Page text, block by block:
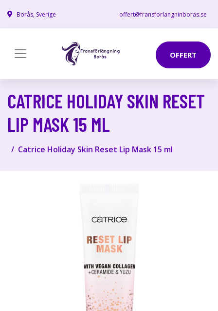
Borås, Sverige offert@fransforlangninboras.se
OFFERT
CATRICE HOLIDAY SKIN RESET
LIP MASK 15 ML
Catrice Holiday Skin Reset Lip Mask 15 ml